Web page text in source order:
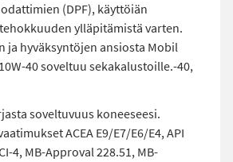
(DPF), käyttöiän
ylläpitämistä varten.
ja hyväksyntöjen ansiosta Mobil
10W-40 soveltuu sekakalustoille.-40,
soveltuvuus koneeseesi.
ACEA E9/E7/E6/E4, API
4, MB-Approval 228.51, MB-